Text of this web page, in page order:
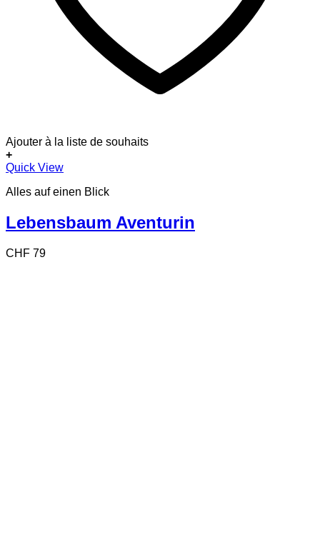
Ajouter à la liste de souhaits
+
Quick View
Alles auf einen Blick
Lebensbaum Aventurin
CHF 79